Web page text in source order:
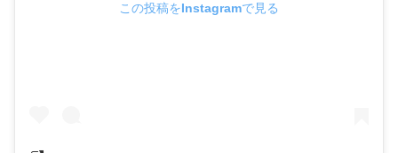
この投稿をInstagramで見る